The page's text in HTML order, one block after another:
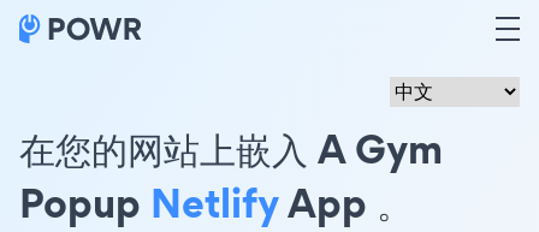
在您的网站上嵌入 A Gym
Popup NetlifyApp 。